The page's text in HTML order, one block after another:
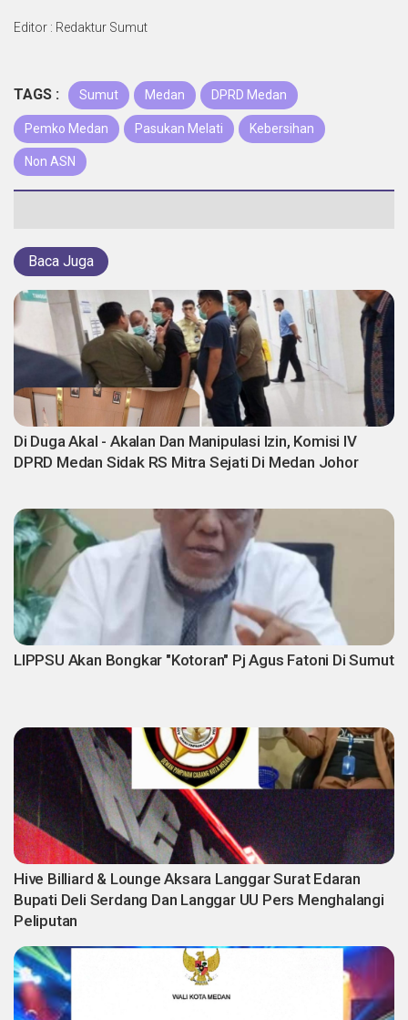
Editor : Redaktur Sumut
TAGS : Sumut Medan DPRD Medan
Pemko Medan Pasukan Melati Kebersihan
Non ASN
Baca Juga
Di Duga Akal - Akalan Dan Manipulasi Izin, Komisi IV
DPRD Medan Sidak RS Mitra Sejati Di Medan Johor
LIPPSU Akan Bongkar "Kotoran" Pj Agus Fatoni Di Sumut
Hive Billiard & Lounge Aksara Langgar Surat Edaran
Bupati Deli Serdang Dan Langgar UU Pers Menghalangi
Peliputan